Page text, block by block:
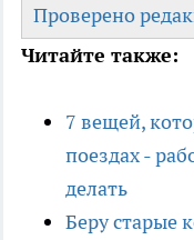
Проверено
Читайте также:
7 вещей,
поездах -
делать
Беру старые